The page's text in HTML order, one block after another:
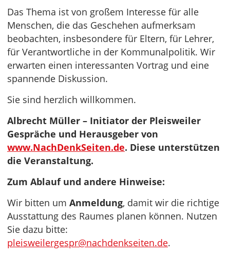
Das Thema ist von großem Interesse für alle
Menschen, die das Geschehen aufmerksam
beobachten, insbesondere für Eltern, für Lehrer,
für Verantwortliche in der Kommunalpolitik. Wir
erwarten einen interessanten Vortrag und eine
spannende Diskussion.
Sie sind herzlich willkommen.
Albrecht Müller – Initiator der Pleisweiler
Gespräche und Herausgeber von
www.NachDenkSeiten.de. Diese unterstützen
die Veranstaltung.
Zum Ablauf und andere Hinweise:
Wir bitten um Anmeldung, damit wir die richtige
Ausstattung des Raumes planen können. Nutzen
Sie dazu bitte:
pleisweilergespr@nachdenkseiten.de.